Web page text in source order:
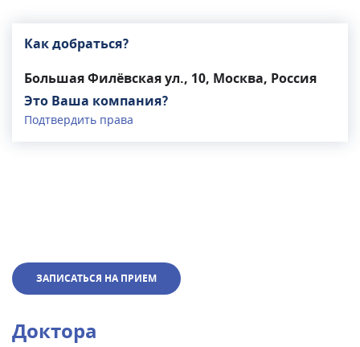
Как добраться?
Большая Филёвская ул., 10, Москва, Россия
Это Ваша компания?
Подтвердить права
ЗАПИСАТЬСЯ НА ПРИЕМ
Доктора